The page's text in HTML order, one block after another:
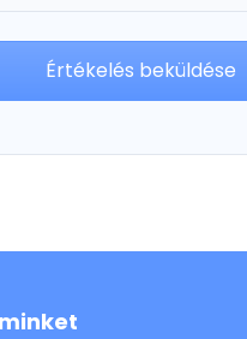
Értékelés beküldése